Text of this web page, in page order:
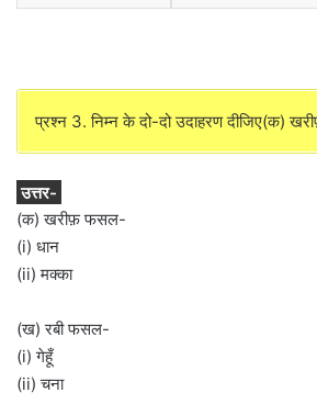
प्रश्न 3. निम्न के दो-दो उदाहरण दीजिए(क)
उत्तर-
(क) खरीफ़ फसल-
(i) धान
(ii) मक्का
(ख) रबी फसल-
(i) गेहूँ
(ii) चना